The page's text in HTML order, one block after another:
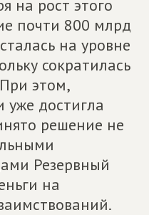
на рост этого
почти 800 млрд
на уровне
сократилась
этом,
достигла
решение не
Резервный
на